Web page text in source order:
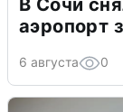
В Сочи
аэропорт
6 августа 0